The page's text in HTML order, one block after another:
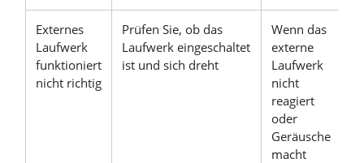
Externes
Laufwerk
funktioniert
nicht richtig
Prüfen Sie, ob das
Laufwerk eingeschaltet
ist und sich dreht
Wenn das
externe
Laufwerk
nicht
reagiert
oder
Geräusche
macht